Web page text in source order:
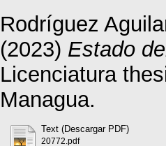
Rodríguez
(2023) Estado
Licenciatura
Managua.
Text (Descargar PDF)
20772.pdf